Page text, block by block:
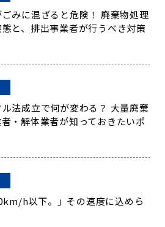
みに混ざると危険！ 廃棄物処理
と、排出事業者が行うべき対策
法成立で何が変わる？ 大量廃棄
・解体業者が知っておきたいポ
h以下。」その速度に込めら